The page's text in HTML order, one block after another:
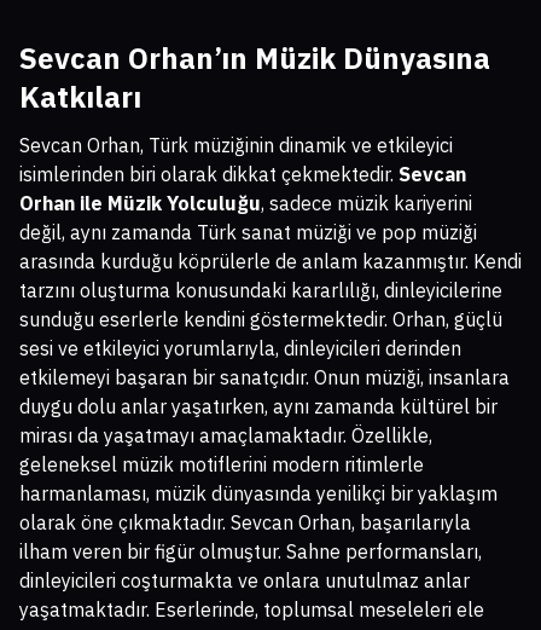
Sevcan Orhan’ın Müzik Dünyasına
Katkıları
Sevcan Orhan, Türk müziğinin dinamik ve etkileyici
isimlerinden biri olarak dikkat çekmektedir. Sevcan
Orhan ile Müzik Yolculuğu, sadece müzik kariyerini
değil, aynı zamanda Türk sanat müziği ve pop müziği
arasında kurduğu köprülerle de anlam kazanmıştır. Kendi
tarzını oluşturma konusundaki kararlılığı, dinleyicilerine
sunduğu eserlerle kendini göstermektedir. Orhan, güçlü
sesi ve etkileyici yorumlarıyla, dinleyicileri derinden
etkilemeyi başaran bir sanatçıdır. Onun müziği, insanlara
duygu dolu anlar yaşatırken, aynı zamanda kültürel bir
mirası da yaşatmayı amaçlamaktadır. Özellikle,
geleneksel müzik motiflerini modern ritimlerle
harmanlaması, müzik dünyasında yenilikçi bir yaklaşım
olarak öne çıkmaktadır. Sevcan Orhan, başarılarıyla
ilham veren bir figür olmuştur. Sahne performansları,
dinleyicileri coşturmakta ve onlara unutulmaz anlar
yaşatmaktadır. Eserlerinde, toplumsal meseleleri ele